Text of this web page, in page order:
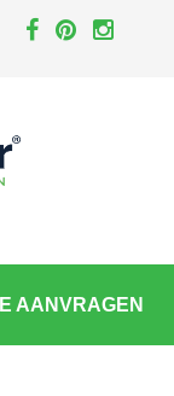
AANVRAGEN